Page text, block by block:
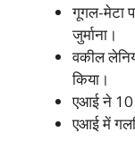
गूगल-मेटा
जुर्माना।
वकील
किया।
एआई ने 10
एआई में